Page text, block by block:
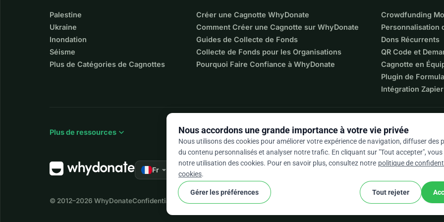
Palestine
Ukraine
Inondation
Séisme
Plus de Catégories de Cagnottes
Créer une Cagnotte WhyDonate
Comment Créer une Cagnotte sur WhyDonate
Guides de Collecte de Fonds
Collecte de Fonds pour les Organisations
Pourquoi Faire Confiance à WhyDonate
Crowdfunding
Personnalisation
Dons Récurrents
QR Code et
Cagnotte en
Plugin de
Intégration Zapier
Plus de ressources expand_more
Fr arrow_drop_down ★★★★★
© 2012–2026 WhyDonateConfidentialité et cookies Conditions générales Paramètres Des Cookies
Nous accordons une grande importance à votre vie privée
Nous utilisons des cookies pour améliorer votre expérience de navigation, diffuser des
du contenu personnalisés et analyser notre trafic. En cliquant sur "Tout accepter", vous
notre utilisation des cookies. Pour en savoir plus, consultez notre politique de
cookies.
Gérer les préférences Tout rejeter